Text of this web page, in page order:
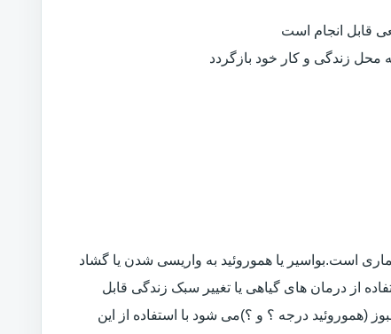
قابل انجام است
محل زندگی و کار خود بازگردد
است.بواسیر یا هموروئید به واریسی شدن یا گشاد
از درمان های گیاهی یا تغییر سبک زندگی قابل
(هموروئید درجه ؟ و ؟)می شود با استفاده از این